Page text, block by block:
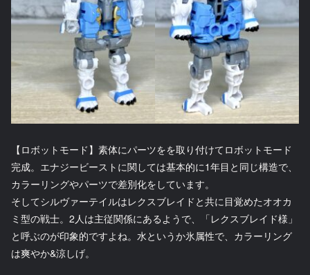
【ロボットモード】素体にパーツをを取り付けてロボットモード
完成。エナジービーストに関しては基本的に1年目と同じ構造で、
カラーリングやパーツで差別化をしています。
そしてシルヴァーテイルはレクスブレイドと共に目覚めたオオカ
ミ型の戦士。2人は主従関係にあるようで、「レクスブレイド様」
と呼ぶのが印象的ですよね。水というか氷属性で、カラーリング
は爽やか&涼しげ。